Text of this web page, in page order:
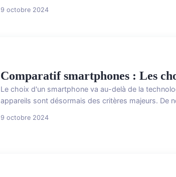
9 octobre 2024
Comparatif smartphones : Les
Le choix d'un smartphone va au-delà de la
appareils sont désormais des critères majeurs. De
9 octobre 2024